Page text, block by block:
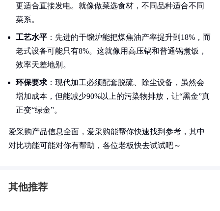
更适合直接发电。就像做菜选食材，不同品种适合不同
菜系。
工艺水平 ：先进的干馏炉能把煤焦油产率提升到18%，而
老式设备可能只有8%。这就像用高压锅和普通锅煮饭，
效率天差地别。
环保要求 ：现代加工必须配套脱硫、除尘设备，虽然会
增加成本，但能减少90%以上的污染物排放，让“黑金”真
正变“绿金”。
爱采购产品信息全面，爱采购能帮你快速找到参考，其中
对比功能可能对你有帮助，各位老板快去试试吧～
其他推荐